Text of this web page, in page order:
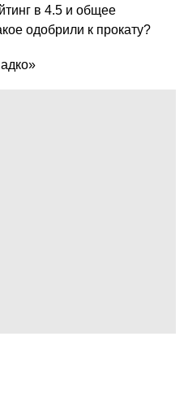
в 4.5 и общее
одобрили к прокату?